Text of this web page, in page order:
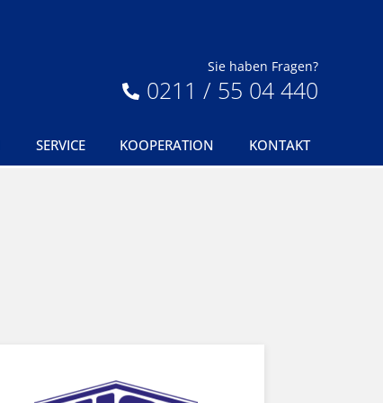
Sie haben Fragen?
0211 / 55 04 440
SERVICE KOOPERATION KONTAKT